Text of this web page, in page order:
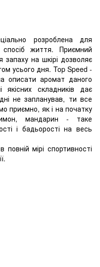
розроблена для
спосіб життя. Приємний
на шкірі дозволяє
усього дня. Top Speed ​​-
описати аромат даного
складників дає
не запланував, ти все
приємно, як і на початку
мандарин - таке
і бадьорості на весь
мірі спортивності